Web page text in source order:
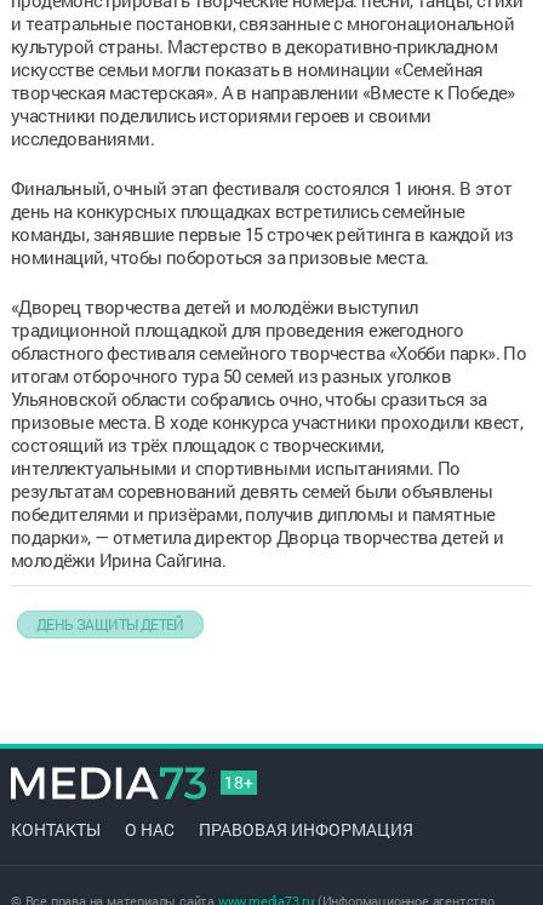
и театральные постановки, связанные с многонациональной
культурой страны. Мастерство в декоративно-прикладном
искусстве семьи могли показать в номинации «Семейная
творческая мастерская». А в направлении «Вместе к Победе»
участники поделились историями героев и своими
исследованиями.
Финальный, очный этап фестиваля состоялся 1 июня. В этот
день на конкурсных площадках встретились семейные
команды, занявшие первые 15 строчек рейтинга в каждой из
номинаций, чтобы побороться за призовые места.
«Дворец творчества детей и молодёжи выступил
традиционной площадкой для проведения ежегодного
областного фестиваля семейного творчества «Хобби парк». По
итогам отборочного тура 50 семей из разных уголков
Ульяновской области собрались очно, чтобы сразиться за
призовые места. В ходе конкурса участники проходили квест,
состоящий из трёх площадок с творческими,
интеллектуальными и спортивными испытаниями. По
результатам соревнований девять семей были объявлены
победителями и призёрами, получив дипломы и памятные
подарки», — отметила директор Дворца творчества детей и
молодёжи Ирина Сайгина.
ДЕНЬ ЗАЩИТЫ ДЕТЕЙ
18+
КОНТАКТЫ О НАС ПРАВОВАЯ ИНФОРМАЦИЯ
© Все права на материалы сайта www.media73.ru(Информационное агентство